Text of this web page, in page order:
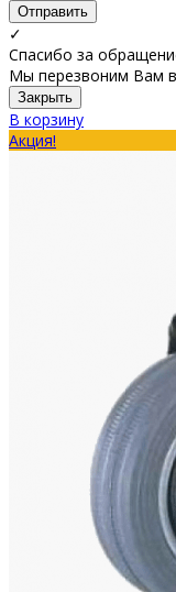
Отправить
✓
Спасибо за
Мы перезвоним Вам
Закрыть
В корзину
Акция!